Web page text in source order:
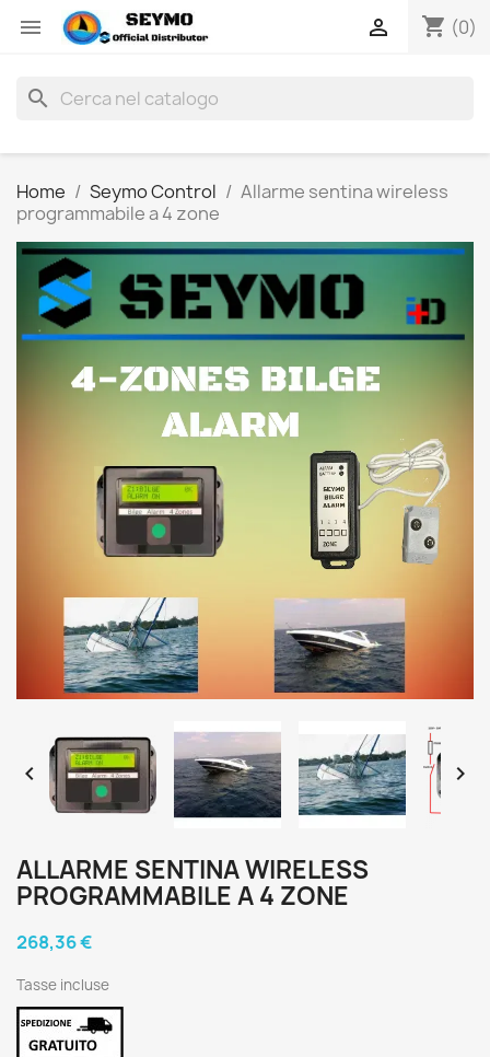
 shopping_cart (0)

search
Home Seymo Control
Allarme sentina wireless
programmabile a 4 zone
 
ALLARME SENTINA WIRELESS
PROGRAMMABILE A 4 ZONE
268,36 €
Tasse incluse